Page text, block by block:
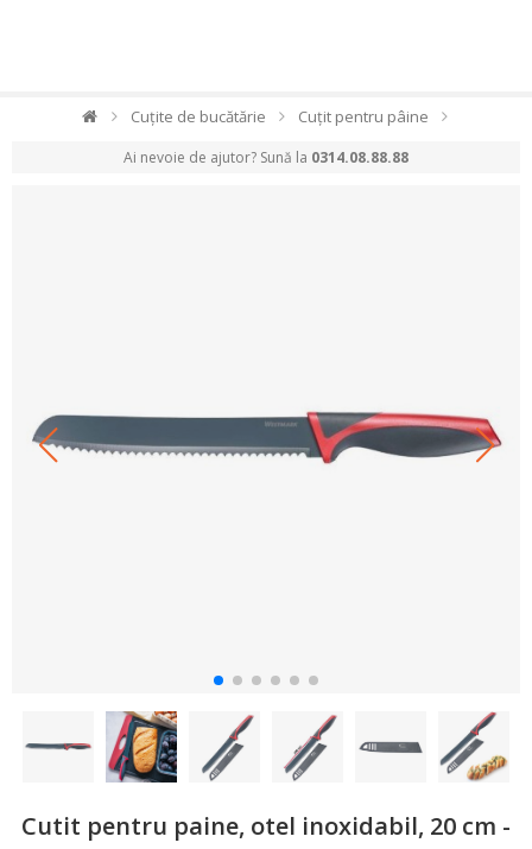
Cuțite de bucătărie Cuțit pentru pâine
Ai nevoie de ajutor? Sună la 0314.08.88.88
Cutit pentru paine, otel inoxidabil, 20 cm -